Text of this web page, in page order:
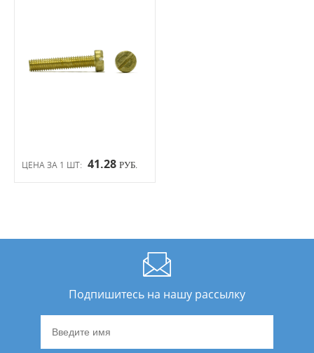
ЦЕНА ЗА 1 ШТ: 41.28 РУБ.
Подпишитесь на нашу рассылку